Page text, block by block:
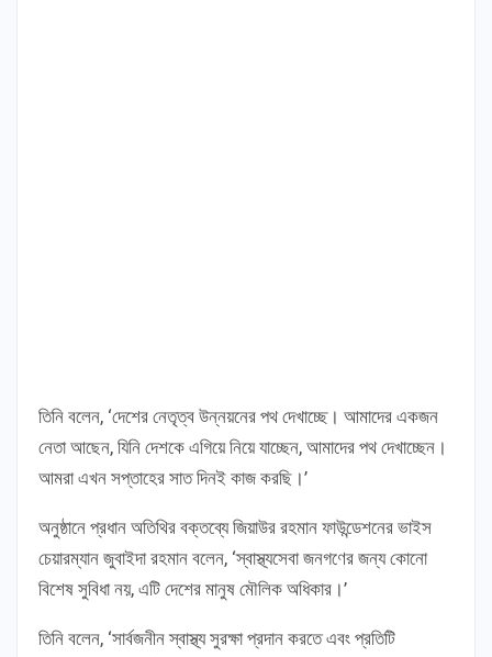
তিনি বলেন, ‘দেশের নেতৃত্ব উন্নয়নের পথ দেখাচ্ছে। আমাদের একজন
নেতা আছেন, যিনি দেশকে এগিয়ে নিয়ে যাচ্ছেন, আমাদের পথ দেখাচ্ছেন।
আমরা এখন সপ্তাহের সাত দিনই কাজ করছি।’
অনুষ্ঠানে প্রধান অতিথির বক্তব্যে জিয়াউর রহমান ফাউন্ডেশনের ভাইস
চেয়ারম্যান জুবাইদা রহমান বলেন, ‘স্বাস্থ্যসেবা জনগণের জন্য কোনো
বিশেষ সুবিধা নয়, এটি দেশের মানুষ মৌলিক অধিকার।’
তিনি বলেন, ‘সার্বজনীন স্বাস্থ্য সুরক্ষা প্রদান করতে এবং প্রতিটি